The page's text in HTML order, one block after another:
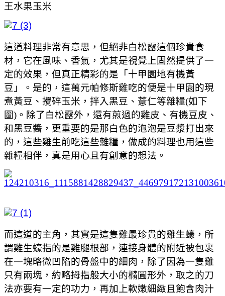
王水果玉米
這道料理非常有意思，但絕非白松露這個珍貴食
材，它在風味、香氣，尤其是視覺上固然提供了一
定的效果，但真正精彩的是「十甲園地有機黃
豆」。是的，這萬元帕修斯雞吃的便是十甲園的現
煮黃豆、攪碎玉米，拌入黑豆、薏仁等雜糧(如下
圖)。除了白松露外，還有煎過的雞皮、有機豆皮、
和黑豆醬，更重要的是那白色的泡泡是豆漿打出來
的，這些雞生前吃這些雜糧，做成的料理也用這些
雜糧相伴，真是用心且有創意的想法。
而這道的主角，其實是這隻雞最珍貴的雞生蠔，所
謂雞生蠔指的是雞腿根部，連接身體的附近被包裹
在一塊略微凹陷的骨盤中的細肉，除了因為一隻雞
只有兩塊，約略拇指般大小的橢圓形外，取之的刀
法亦要有一定的功力，再加上軟嫩細緻且飽含肉汁